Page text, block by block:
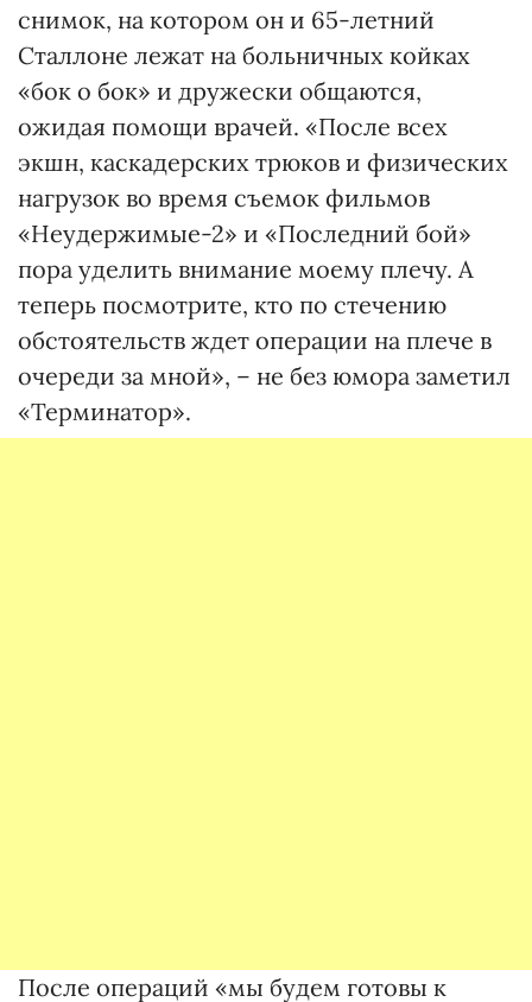
снимок, на котором он и 65-летний
Сталлоне лежат на больничных койках
«бок о бок» и дружески общаются,
ожидая помощи врачей. «После всех
экшн, каскадерских трюков и физических
нагрузок во время съемок фильмов
«Неудержимые-2» и «Последний бой»
пора уделить внимание моему плечу. А
теперь посмотрите, кто по стечению
обстоятельств ждет операции на плече в
очереди за мной», – не без юмора заметил
«Терминатор».
После операций «мы будем готовы к